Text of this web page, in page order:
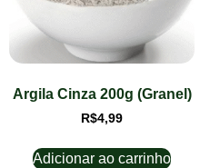
Argila Cinza 200g (Granel)
R$4,99
Adicionar ao carrinho